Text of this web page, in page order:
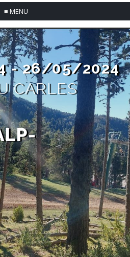
≡ MENU
- 26/05/2024
CARLES